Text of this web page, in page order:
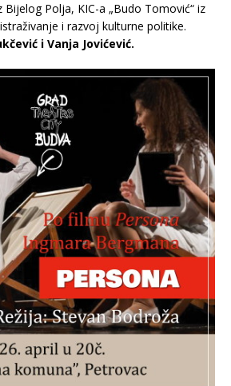
Bijelog Polja, KIC-a „Budo Tomović“ iz
i razvoj kulturne politike.
i Vanja Jovićević.